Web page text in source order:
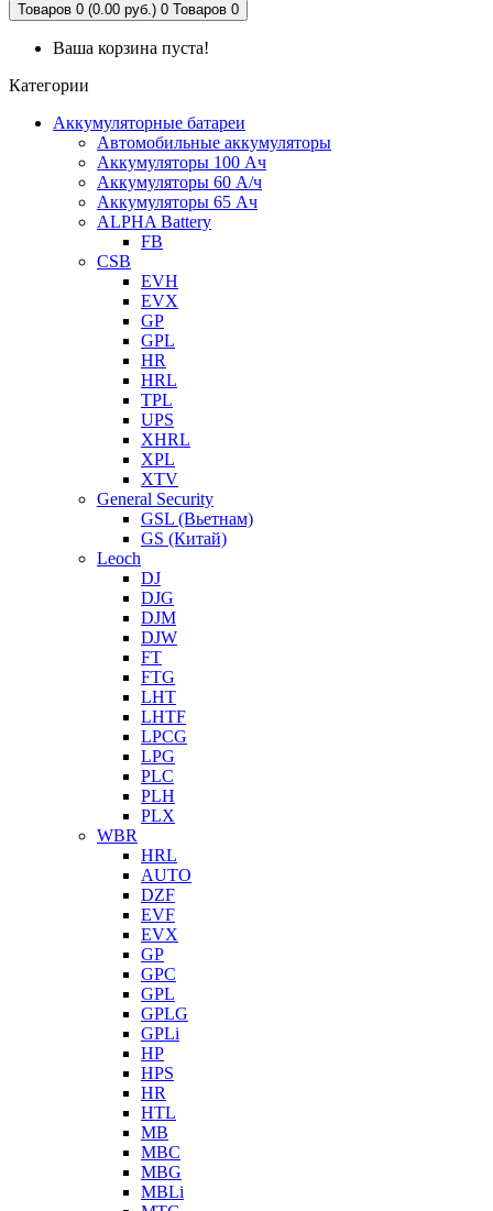
Товаров 0 (0.00 руб.) 0 Товаров 0
Ваша корзина пуста!
Категории
Аккумуляторные батареи
Автомобильные аккумуляторы
Аккумуляторы 100 Ач
Аккумуляторы 60 А/ч
Аккумуляторы 65 Ач
ALPHA Battery
FB
CSB
EVH
EVX
GP
GPL
HR
HRL
TPL
UPS
XHRL
XPL
XTV
General Security
GSL (Вьетнам)
GS (Китай)
Leoch
DJ
DJG
DJM
DJW
FT
FTG
LHT
LHTF
LPCG
LPG
PLC
PLH
PLX
WBR
HRL
AUTO
DZF
EVF
EVX
GP
GPC
GPL
GPLG
GPLi
HP
HPS
HR
HTL
MB
MBC
MBG
MBLi